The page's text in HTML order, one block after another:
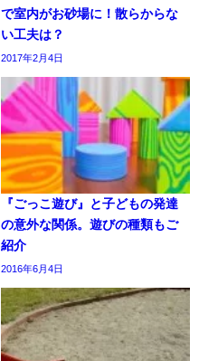
で室内がお砂場に！散らからな
い工夫は？
2017年2月4日
『ごっこ遊び』と子どもの発達
の意外な関係。遊びの種類もご
紹介
2016年6月4日